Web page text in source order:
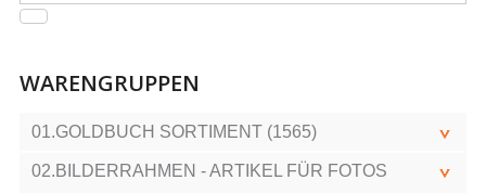
WARENGRUPPEN
01.GOLDBUCH SORTIMENT (1565)
02.BILDERRAHMEN - ARTIKEL FÜR FOTOS